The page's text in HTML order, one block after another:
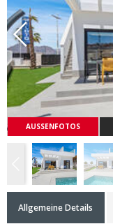
AUSSENFOTOS
Allgemeine Details